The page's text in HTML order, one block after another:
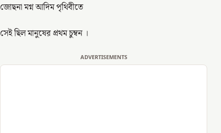
জোছনা মগ্ন আদিম পৃথিবীতে
সেই ছিল মানুষের প্রথম চুম্বন ।
ADVERTISEMENTS